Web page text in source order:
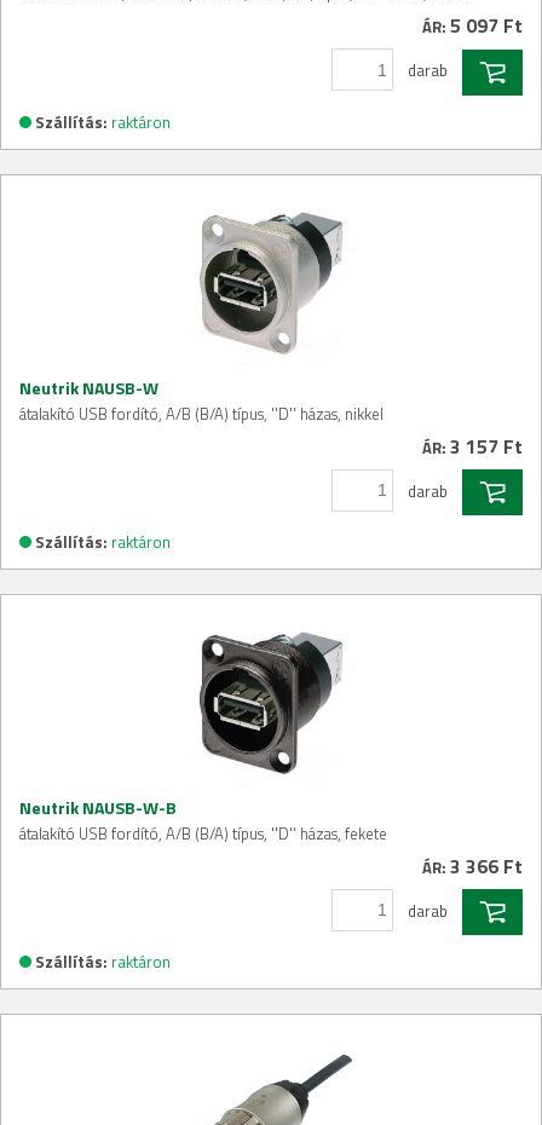
ÁR: 5 097 Ft
darab
Szállítás: raktáron
Neutrik NAUSB-W
átalakító USB fordító, A/B (B/A) típus, ''D'' házas, nikkel
ÁR: 3 157 Ft
darab
Szállítás: raktáron
Neutrik NAUSB-W-B
átalakító USB fordító, A/B (B/A) típus, ''D'' házas, fekete
ÁR: 3 366 Ft
darab
Szállítás: raktáron